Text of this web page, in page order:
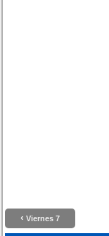
‹ Viernes 7